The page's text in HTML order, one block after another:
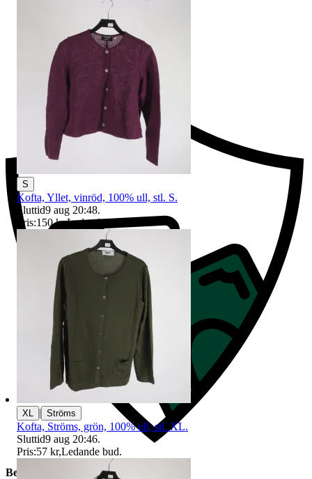
Ersättning om du inte får din vara
Beskrivning
S
Kofta, Yllet, vinröd, 100% ull, stl. S.
Sluttid9 aug 20:48.
Pris:150 kr,Ledande bud
XL | Ströms
Kofta, Ströms, grön, 100% ull, stl. XL.
Sluttid9 aug 20:46.
Pris:57 kr,Ledande bud.